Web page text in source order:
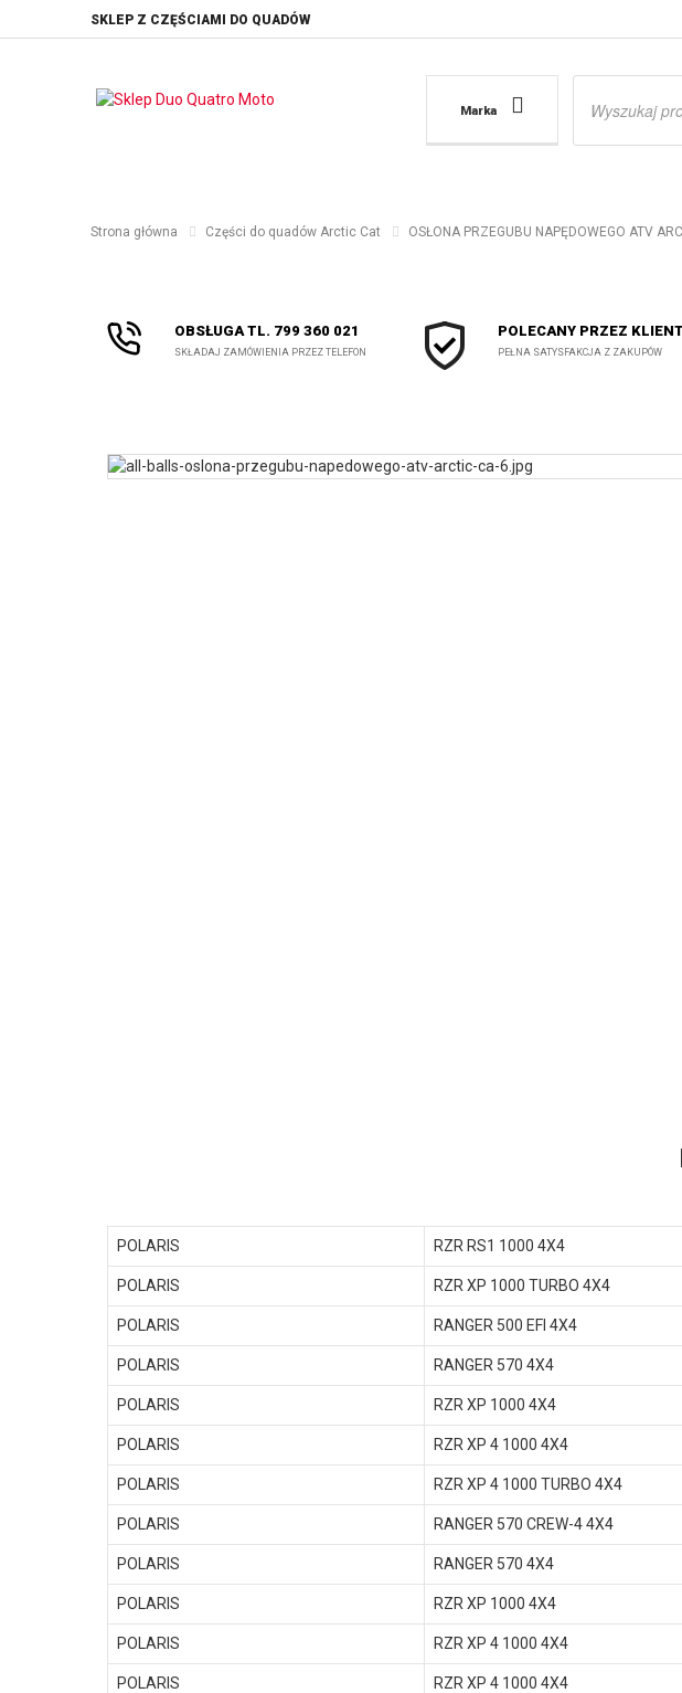
SKLEP Z CZĘŚCIAMI DO QUADÓW
Marka
Wyszukiwarka
Strona główna Części do quadów Arctic Cat OSŁONA PRZEGUBU NAPĘDOWEGO ATV
OBSŁUGA TL. 799 360 021
SKŁADAJ ZAMÓWIENIA PRZEZ TELEFON
POLECANY PRZEZ
PEŁNA SATYSFAKCJA Z ZAKUPÓW
POLARIS RZR RS1 1000 4X4
POLARIS RZR XP 1000 TURBO 4X4
POLARIS RANGER 500 EFI 4X4
POLARIS RANGER 570 4X4
POLARIS RZR XP 1000 4X4
POLARIS RZR XP 4 1000 4X4
POLARIS RZR XP 4 1000 TURBO 4X4
POLARIS RANGER 570 CREW-4 4X4
POLARIS RANGER 570 4X4
POLARIS RZR XP 1000 4X4
POLARIS RZR XP 4 1000 4X4
POLARIS RZR XP 4 1000 4X4